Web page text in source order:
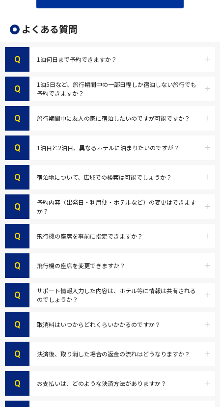
よくある質問
Q 1泊何日まで予約できますか？
Q
1泊5日など、旅行期間中の一部日程しか宿泊しない旅行でも
予約できますか？
Q 旅行期間中に友人の家に宿泊したいのですが可能ですか？
Q 1泊目と2泊目、異なるホテルに泊まりたいのですが？
Q 宿泊地について、広域での検索は可能でしょうか？
Q
予約内容（出発日・利用便・ホテルなど）の変更はできます
か？
Q 飛行機の座席を事前に指定できますか？
Q 飛行機の座席を変更できますか？
Q
サポート情報入力した内容は、ホテル等に情報は共有される
のでしょうか？
Q 取消料はいつからどれくらいかかるのですか？
Q 決済後、取り消した場合の返金の流れはどうなりますか？
Q お支払いは、どのような決済方法がありますか？